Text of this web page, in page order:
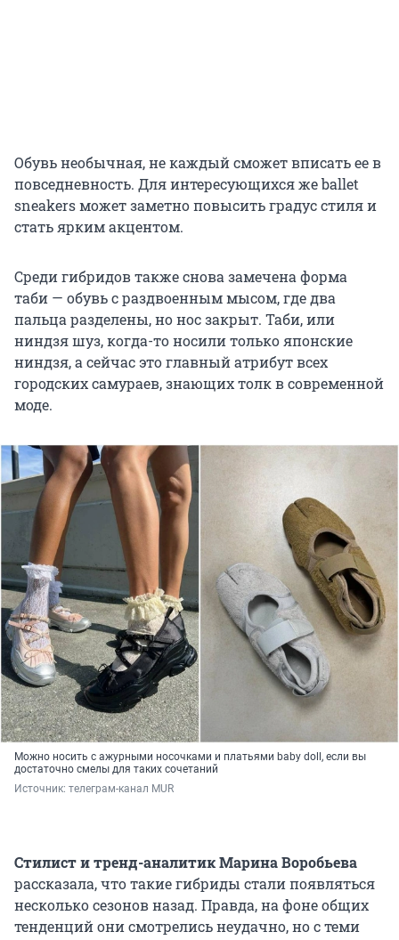
Обувь необычная, не каждый сможет вписать ее в
повседневность. Для интересующихся же ballet
sneakers может заметно повысить градус стиля и
стать ярким акцентом.
Среди гибридов также снова замечена форма
таби — обувь с раздвоенным мысом, где два
пальца разделены, но нос закрыт. Таби, или
ниндзя шуз, когда-то носили только японские
ниндзя, а сейчас это главный атрибут всех
городских самураев, знающих толк в современной
моде.
Можно носить с ажурными носочками и платьями baby doll, если вы
достаточно смелы для таких сочетаний
Источник: телеграм-канал MUR
Стилист и тренд-аналитик Марина Воробьева
рассказала, что такие гибриды стали появляться
несколько сезонов назад. Правда, на фоне общих
тенденций они смотрелись неудачно, но с теми